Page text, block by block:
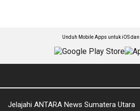
Unduh Mobile Apps untuk iOS
Jelajahi ANTARA News Sumatera Utara